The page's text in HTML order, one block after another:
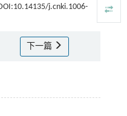
j.cnki.1006-
下一篇